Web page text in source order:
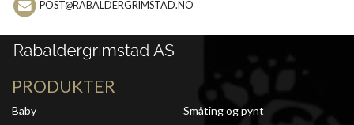
POST@RABALDERGRIMSTAD.NO
PRODUKTER
Baby
Småting og pynt